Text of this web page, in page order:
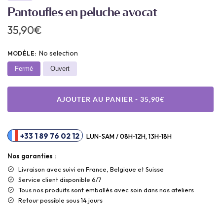
Pantoufles en peluche avocat
35,90€
MODÈLE: No selection
Fermé Ouvert
AJOUTER AU PANIER - 35,90€
+33 1 89 76 02 12 LUN-SAM / 08H-12H, 13H-18H
Nos garanties :
Livraison avec suivi en France, Belgique et Suisse
Service client disponible 6/7
Tous nos produits sont emballés avec soin dans nos ateliers
Retour possible sous 14 jours